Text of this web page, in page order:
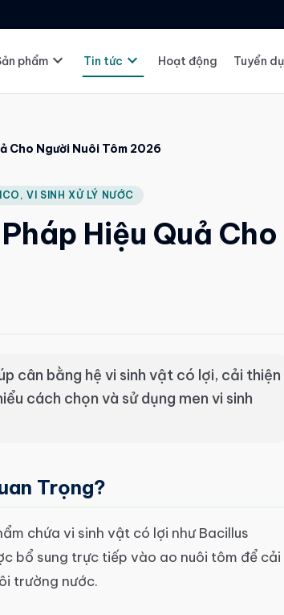
phẩm expand_more Tin tức expand_more Hoạt động Tuyển
Cho Người Nuôi Tôm 2026
VI SINH XỬ LÝ NƯỚC
Hiệu Quả Cho
cân bằng hệ vi sinh vật có lợi, cải thiện
cách chọn và sử dụng men vi sinh
Trọng?
chứa vi sinh vật có lợi như Bacillus
bổ sung trực tiếp vào ao nuôi tôm để cải
trường nước.